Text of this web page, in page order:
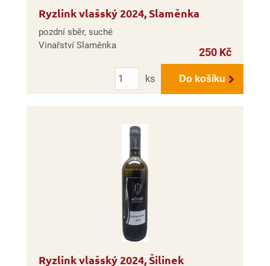
Ryzlink vlašský 2024, Slaměnka
pozdní sběr, suché
Vinařství Slaměnka
250 Kč
Počet
ks
Do košíku
Ryzlink vlašský 2024, Šilinek